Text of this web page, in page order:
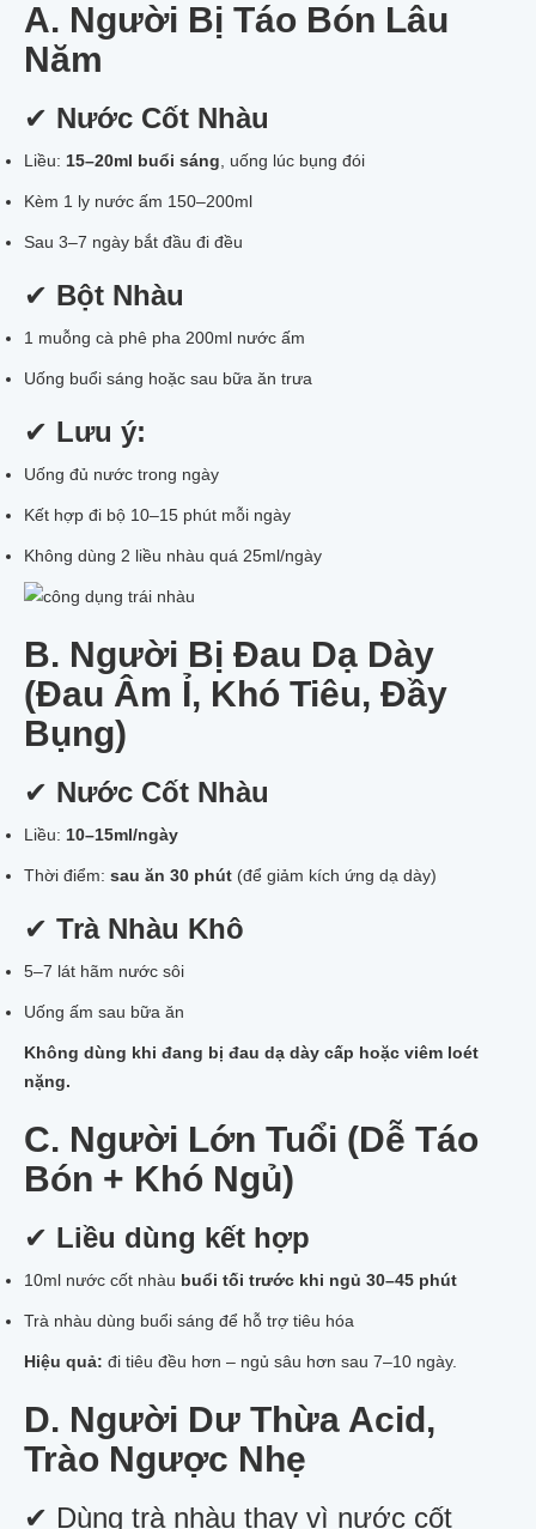
A. Người Bị Táo Bón Lâu
Năm
✔ Nước Cốt Nhàu
Liều: 15–20ml buổi sáng , uống lúc bụng đói
Kèm 1 ly nước ấm 150–200ml
Sau 3–7 ngày bắt đầu đi đều
✔ Bột Nhàu
1 muỗng cà phê pha 200ml nước ấm
Uống buổi sáng hoặc sau bữa ăn trưa
✔ Lưu ý:
Uống đủ nước trong ngày
Kết hợp đi bộ 10–15 phút mỗi ngày
Không dùng 2 liều nhàu quá 25ml/ngày
B. Người Bị Đau Dạ Dày
(Đau Âm Ỉ, Khó Tiêu, Đầy
Bụng)
✔ Nước Cốt Nhàu
Liều: 10–15ml/ngày
Thời điểm: sau ăn 30 phút (để giảm kích ứng dạ dày)
✔ Trà Nhàu Khô
5–7 lát hãm nước sôi
Uống ấm sau bữa ăn
Không dùng khi đang bị đau dạ dày cấp hoặc viêm loét
nặng.
C. Người Lớn Tuổi (Dễ Táo
Bón + Khó Ngủ)
✔ Liều dùng kết hợp
10ml nước cốt nhàu buổi tối trước khi ngủ 30–45 phút
Trà nhàu dùng buổi sáng để hỗ trợ tiêu hóa
Hiệu quả: đi tiêu đều hơn – ngủ sâu hơn sau 7–10 ngày.
D. Người Dư Thừa Acid,
Trào Ngược Nhẹ
✔ Dùng trà nhàu thay vì nước cốt